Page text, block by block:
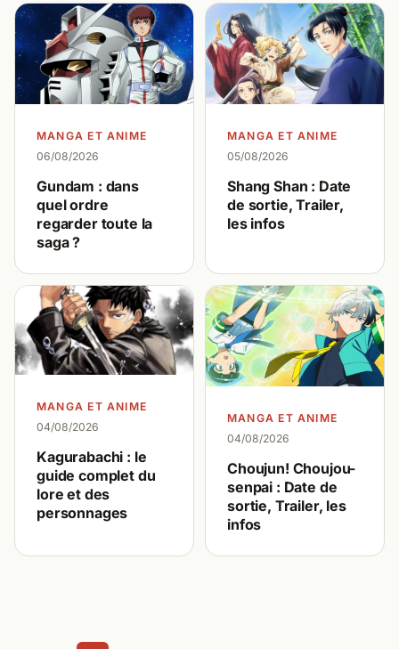
MANGA ET ANIME
06/08/2026
Gundam : dans
quel ordre
regarder toute la
saga ?
MANGA ET ANIME
05/08/2026
Shang Shan : Date
de sortie, Trailer,
les infos
MANGA ET ANIME
04/08/2026
Kagurabachi : le
guide complet du
lore et des
personnages
MANGA ET ANIME
04/08/2026
Choujun! Choujou-
senpai : Date de
sortie, Trailer, les
infos